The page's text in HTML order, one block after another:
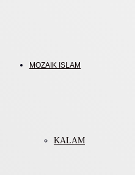
MOZAIK ISLAM
KALAM